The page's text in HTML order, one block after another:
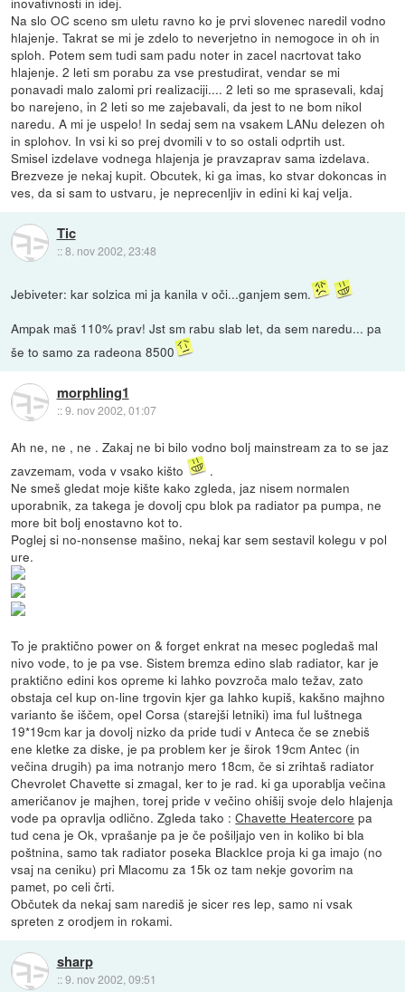
Na slo OC sceno sm uletu ravno ko je prvi slovenec naredil vodno
hlajenje. Takrat se mi je zdelo to neverjetno in nemogoce in oh in
sploh. Potem sem tudi sam padu noter in zacel nacrtovat tako
hlajenje. 2 leti sm porabu za vse prestudirat, vendar se mi
ponavadi malo zalomi pri realizaciji.... 2 leti so me sprasevali, kdaj
bo narejeno, in 2 leti so me zajebavali, da jest to ne bom nikol
naredu. A mi je uspelo! In sedaj sem na vsakem LANu delezen oh
in splohov. In vsi ki so prej dvomili v to so ostali odprtih ust.
Smisel izdelave vodnega hlajenja je pravzaprav sama izdelava.
Brezveze je nekaj kupit. Obcutek, ki ga imas, ko stvar dokoncas in
ves, da si sam to ustvaru, je neprecenljiv in edini ki kaj velja.
Tic
::8. nov 2002, 23:48
Jebiveter: kar solzica mi ja kanila v oči...ganjem sem.
Ampak maš 110% prav! Jst sm rabu slab let, da sem naredu... pa
še to samo za radeona 8500
morphling1
::9. nov 2002, 01:07
Ah ne, ne , ne . Zakaj ne bi bilo vodno bolj mainstream za to se jaz
zavzemam, voda v vsako kišto
.
Ne smeš gledat moje kište kako zgleda, jaz nisem normalen
uporabnik, za takega je dovolj cpu blok pa radiator pa pumpa, ne
more bit bolj enostavno kot to.
Poglej si no-nonsense mašino, nekaj kar sem sestavil kolegu v pol
ure.
To je praktično power on & forget enkrat na mesec pogledaš mal
nivo vode, to je pa vse. Sistem bremza edino slab radiator, kar je
praktično edini kos opreme ki lahko povzroča malo težav, zato
obstaja cel kup on-line trgovin kjer ga lahko kupiš, kakšno majhno
varianto še iščem, opel Corsa (starejši letniki) ima ful luštnega
19*19cm kar ja dovolj nizko da pride tudi v Anteca če se znebiš
ene kletke za diske, je pa problem ker je širok 19cm Antec (in
večina drugih) pa ima notranjo mero 18cm, če si zrihtaš radiator
Chevrolet Chavette si zmagal, ker to je rad. ki ga uporablja večina
američanov je majhen, torej pride v večino ohišij svoje delo hlajenja
vode pa opravlja odlično. Zgleda tako :Chavette Heatercore pa
tud cena je Ok, vprašanje pa je če pošiljajo ven in koliko bi bla
poštnina, samo tak radiator poseka BlackIce proja ki ga imajo (no
vsaj na ceniku) pri Mlacomu za 15k oz tam nekje govorim na
pamet, po celi črti.
Občutek da nekaj sam narediš je sicer res lep, samo ni vsak
spreten z orodjem in rokami.
sharp
::9. nov 2002, 09:51